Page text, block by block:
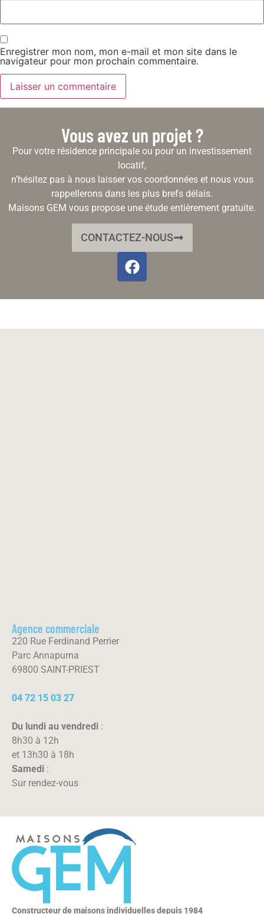
Enregistrer mon nom, mon e-mail et mon site dans le
navigateur pour mon prochain commentaire.
Vous avez un projet ?
Pour votre résidence principale ou pour un investissement
locatif,
n’hésitez pas à nous laisser vos coordonnées et nous vous
rappellerons dans les plus brefs délais.
Maisons GEM vous propose une étude entièrement gratuite.
CONTACTEZ-NOUS
Agence commerciale
220 Rue Ferdinand Perrier
Parc Annapurna
69800 SAINT-PRIEST
04 72 15 03 27
Du lundi au vendredi :
8h30 à 12h
et 13h30 à 18h
Samedi :
Sur rendez-vous
Constructeur de maisons individuelles depuis 1984